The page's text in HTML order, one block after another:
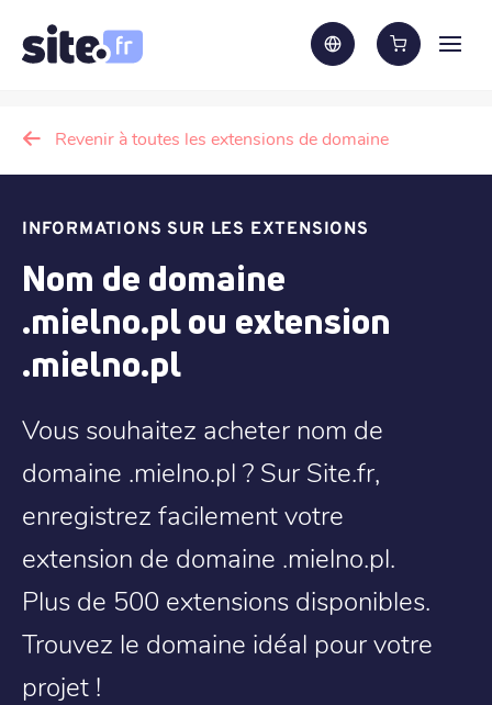
Revenir à toutes les extensions de domaine
INFORMATIONS SUR LES EXTENSIONS
Nom de domaine
.mielno.pl ou extension
.mielno.pl
Vous souhaitez acheter nom de
domaine .mielno.pl ? Sur Site.fr,
enregistrez facilement votre
extension de domaine .mielno.pl.
Plus de 500 extensions disponibles.
Trouvez le domaine idéal pour votre
projet !